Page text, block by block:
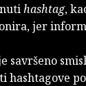
hashtag,
jer
savršeno
hashtagove